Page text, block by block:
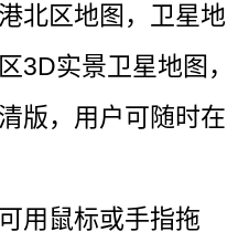
北区地图，卫星地
3D实景卫星地图，
版，用户可随时在
用鼠标或手指拖